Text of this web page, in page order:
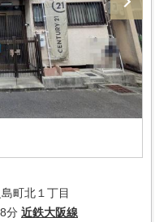
島町北１丁目
分 近鉄大阪線